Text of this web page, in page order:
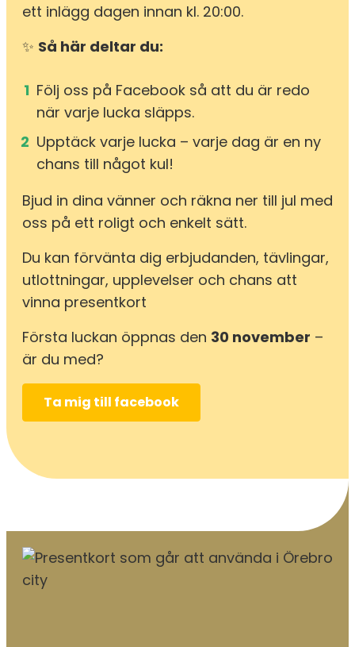
ett inlägg dagen innan kl. 20:00.
✨ Så här deltar du:
Följ oss på Facebook så att du är redo
när varje lucka släpps.
Upptäck varje lucka – varje dag är en ny
chans till något kul!
Bjud in dina vänner och räkna ner till jul med
oss på ett roligt och enkelt sätt.
Du kan förvänta dig erbjudanden, tävlingar,
utlottningar, upplevelser och chans att
vinna presentkort
Första luckan öppnas den 30 november –
är du med?
Ta mig till facebook